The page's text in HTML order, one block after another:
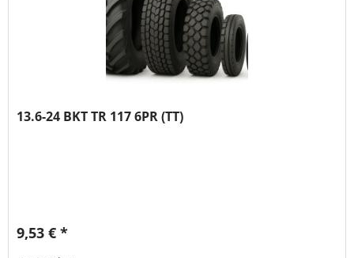
13.6-24 BKT TR 117 6PR (TT)
9,53 € *